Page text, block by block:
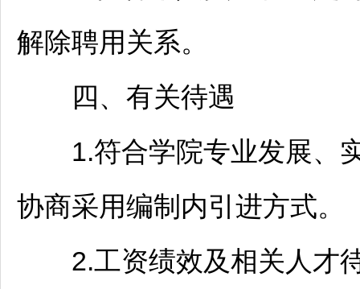
解除聘用关系。
四、有关待遇
1.符合学院专业发展、实
协商采用编制内引进方式。
2.工资绩效及相关人才待